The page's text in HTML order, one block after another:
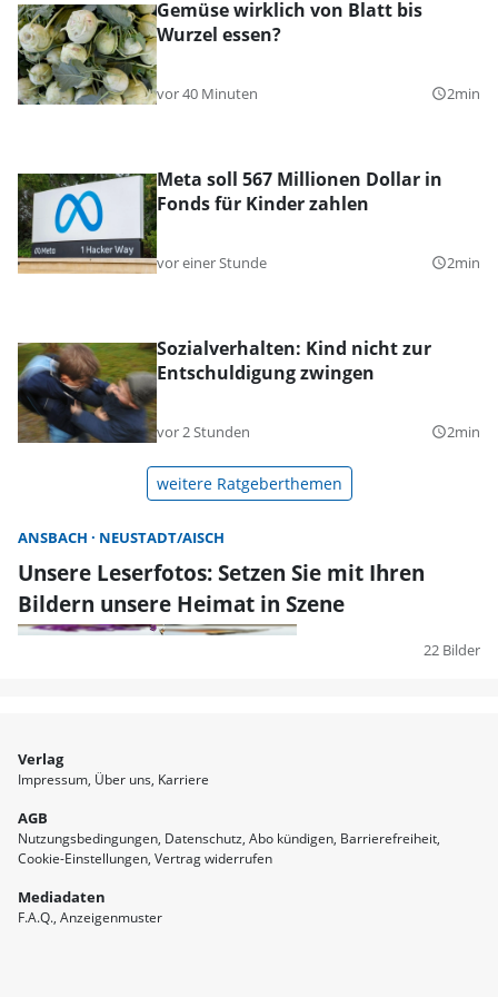
Gemüse wirklich von Blatt bis
Wurzel essen?
vor 40 Minuten query_builder2min
Meta soll 567 Millionen Dollar in
Fonds für Kinder zahlen
vor einer Stunde query_builder2min
Sozialverhalten: Kind nicht zur
Entschuldigung zwingen
vor 2 Stunden query_builder2min
weitere Ratgeberthemen
ANSBACH NEUSTADT/AISCH
Unsere Leserfotos: Setzen Sie mit Ihren
Bildern unsere Heimat in Szene
22 Bilder
Verlag
Impressum Über uns Karriere
AGB
Nutzungsbedingungen Datenschutz Abo kündigen Barrierefreiheit
Cookie-Einstellungen Vertrag widerrufen
Mediadaten
F.A.Q. Anzeigenmuster